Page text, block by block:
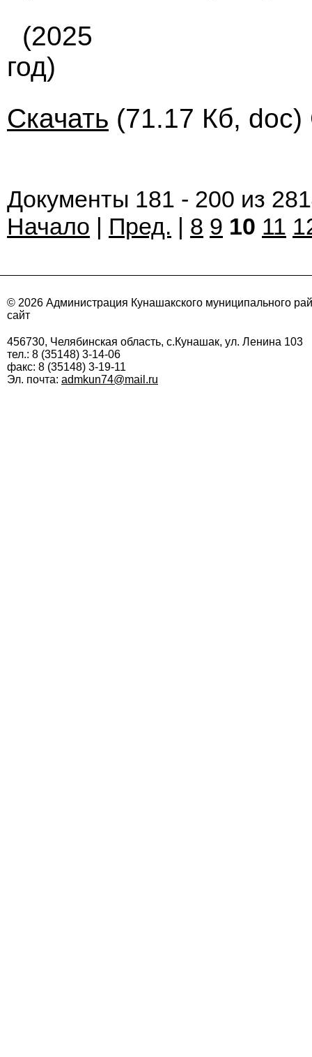
(2025
год)
Скачать (71.17 Кб, doc)
Документы 181 - 200 из
Начало | Пред. | 8 9 10 11
© 2026 Администрация Кунашакского муниципального
сайт
456730, Челябинская область, с.Кунашак, ул. Ленина 103
тел.: 8 (35148) 3-14-06
факс: 8 (35148) 3-19-11
Эл. почта: admkun74@mail.ru